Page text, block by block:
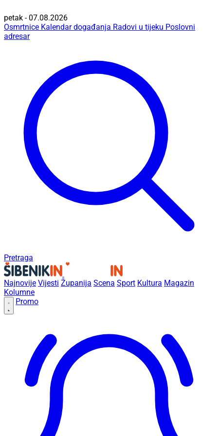
petak - 07.08.2026
Osmrtnice Kalendar događanja Radovi u tijeku Poslovni
adresar
Pretraga
Najnovije Vijesti Županija Scena Sport Kultura Magazin
Kolumne
Promo